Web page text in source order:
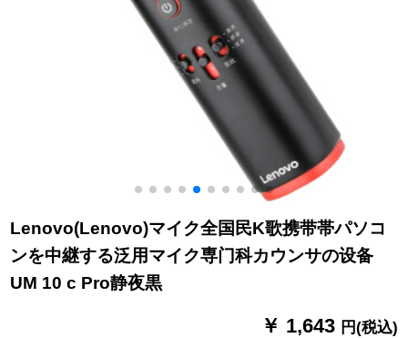
Lenovo(Lenovo)マイク全国民K歌携带帯パソコ
ンを中継する泛用マイク専门科カウンサの设备
UM 10 c Pro静夜黒
￥ 1,643 円(税込)